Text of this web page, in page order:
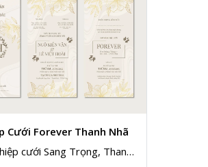
Vân & Hoài
cưới Có Hình, Thanh Lịch,
Hoa Lá 133
XEM MẪU